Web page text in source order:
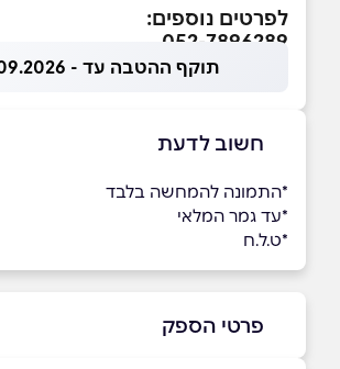
לפרטים נוספים:
052-7896289
תוקף ההטבה עד - 06.09.2026
חשוב לדעת
*התמונה להמחשה בלבד
*עד גמר המלאי
*ט.ל.ח
פרטי הספק